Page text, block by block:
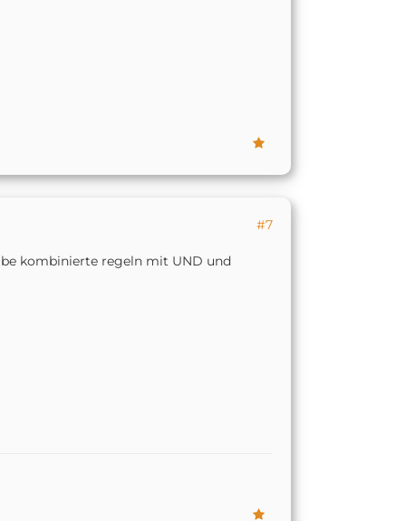
#7
kombinierte regeln mit UND und